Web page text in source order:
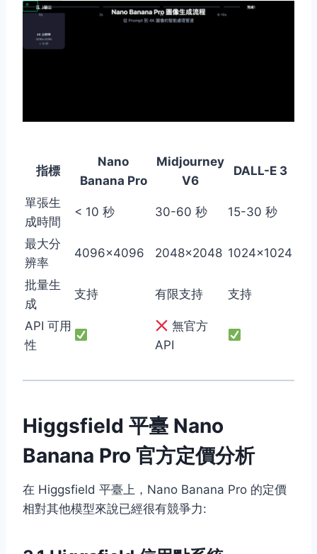
指標
Nano
Banana Pro
Midjourney
V6
DALL-E 3
單張生
成時間
< 10 秒 30-60 秒 15-30 秒
最大分
辨率
4096×4096 2048×2048 1024×1024
批量生
成
支持 有限支持 支持
API 可用
性
無官方
API
Higgsfield 平臺 Nano
Banana Pro 官方定價分析
在 Higgsfield 平臺上，Nano Banana Pro 的定價
相對其他模型來說已經很有競爭力: